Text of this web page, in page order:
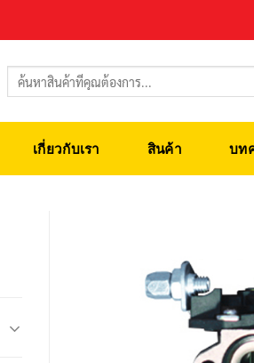
ค้นหา:
เกี่ยวกับเรา สินค้า บท